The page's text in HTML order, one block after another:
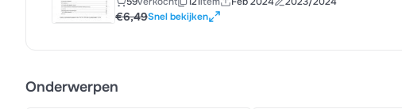
€6,49Snel bekijken
Onderwerpen